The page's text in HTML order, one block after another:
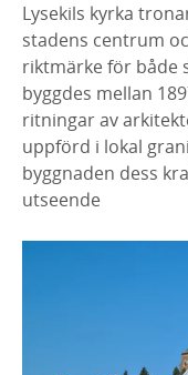
Lysekils kyrka
stadens centrum
riktmärke för både
byggdes mellan
ritningar av
uppförd i lokal
byggnaden dess
utseende